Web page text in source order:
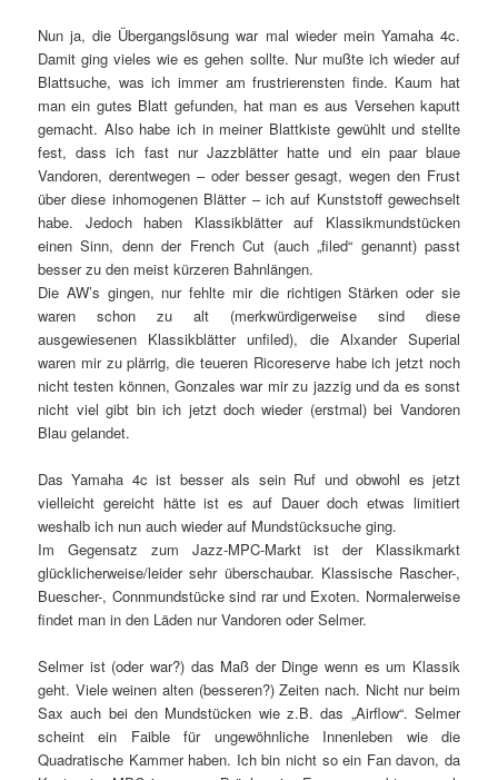
Nun ja, die Übergangslösung war mal wieder mein Yamaha 4c.
Damit ging vieles wie es gehen sollte. Nur mußte ich wieder auf
Blattsuche, was ich immer am frustrierensten finde. Kaum hat
man ein gutes Blatt gefunden, hat man es aus Versehen kaputt
gemacht. Also habe ich in meiner Blattkiste gewühlt und stellte
fest, dass ich fast nur Jazzblätter hatte und ein paar blaue
Vandoren, derentwegen – oder besser gesagt, wegen den Frust
über diese inhomogenen Blätter – ich auf Kunststoff gewechselt
habe. Jedoch haben Klassikblätter auf Klassikmundstücken
einen Sinn, denn der French Cut (auch „filed“ genannt) passt
besser zu den meist kürzeren Bahnlängen.
Die AW’s gingen, nur fehlte mir die richtigen Stärken oder sie
waren schon zu alt (merkwürdigerweise sind diese
ausgewiesenen Klassikblätter unfiled), die Alxander Superial
waren mir zu plärrig, die teueren Ricoreserve habe ich jetzt noch
nicht testen können, Gonzales war mir zu jazzig und da es sonst
nicht viel gibt bin ich jetzt doch wieder (erstmal) bei Vandoren
Blau gelandet.
Das Yamaha 4c ist besser als sein Ruf und obwohl es jetzt
vielleicht gereicht hätte ist es auf Dauer doch etwas limitiert
weshalb ich nun auch wieder auf Mundstücksuche ging.
Im Gegensatz zum Jazz-MPC-Markt ist der Klassikmarkt
glücklicherweise/leider sehr überschaubar. Klassische Rascher-,
Buescher-, Connmundstücke sind rar und Exoten. Normalerweise
findet man in den Läden nur Vandoren oder Selmer.
Selmer ist (oder war?) das Maß der Dinge wenn es um Klassik
geht. Viele weinen alten (besseren?) Zeiten nach. Nicht nur beim
Sax auch bei den Mundstücken wie z.B. das „Airflow“. Selmer
scheint ein Faible für ungewöhnliche Innenleben wie die
Quadratische Kammer haben. Ich bin nicht so ein Fan davon, da